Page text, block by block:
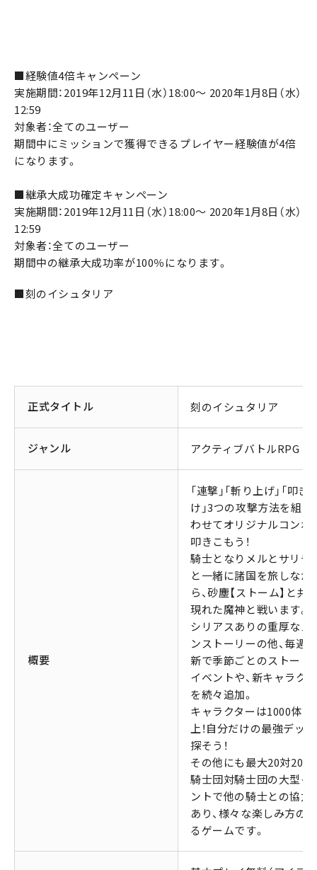
■経験値4倍キャンペーン
実施期間：2019年12月11日（水）18:00～ 2020年1月8日（水）
12:59
対象者：全てのユーザー
期間中にミッションで獲得できるプレイヤー経験値が4倍
になります。
■継承大成功確定キャンペーン
実施期間：2019年12月11日（水）18:00～ 2020年1月8日（水）
12:59
対象者：全てのユーザー
期間中の継承大成功率が100％になります。
■刻のイシュタリア
正式タイトル 刻のイシュタリア
ジャンル アクティブバトルRPG
概要
「連撃」「斬り上げ」「叩き
け」3つの攻撃方法を組み
わせてオリジナルコンボ
叩きこもう！
騎士となりメルとサリチ
と一緒に諸国を旅しなが
ら、砂塵【ストーム】と共
現れた魔神と戦います。
シリアスありの重厚なメ
ンストーリーの他、毎週
新で季節ごとのストーリ
イベントや、新キャラク
を続々追加。
キャラクターは1000体以
上！自分だけの最強デッ
探そう！
その他にも最大20対20対
騎士団対騎士団の大型イ
ントで他の騎士との協力
あり、様々な楽しみ方の
るゲームです。